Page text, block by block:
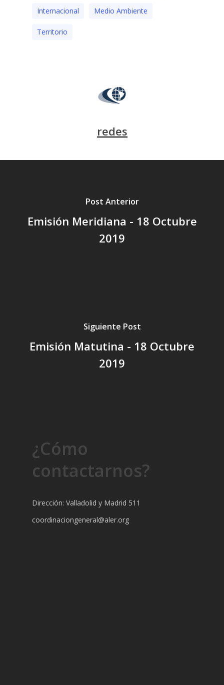
Internacional Medio Ambiente
Territorio
redes
Post Anterior
Emisión Meridiana - 18 Octubre
2019
Siguiente Post
Emisión Matutina - 18 Octubre
2019
¿Cómo
contactarnos?
Dirección: Valladolid y Madrid 511
coordinaciongeneral@aler.org